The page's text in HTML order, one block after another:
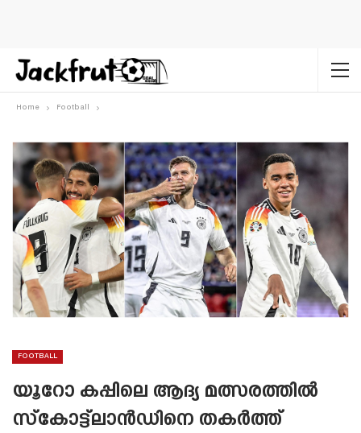
Home Football
FOOTBALL
യൂറോ കപ്പിലെ ആദ്യ മത്സരത്തിൽ
സ്‌കോട്ട്‌ലാന്‍ഡിനെ തകർത്ത്